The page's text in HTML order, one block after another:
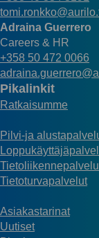
Adraina Guerrero
Careers & HR
+358 50 472 0066
Pikalinkit
Ratkaisumme
Pilvi-ja
Tietoturvapalvelut
Asiakastarinat
Uutiset